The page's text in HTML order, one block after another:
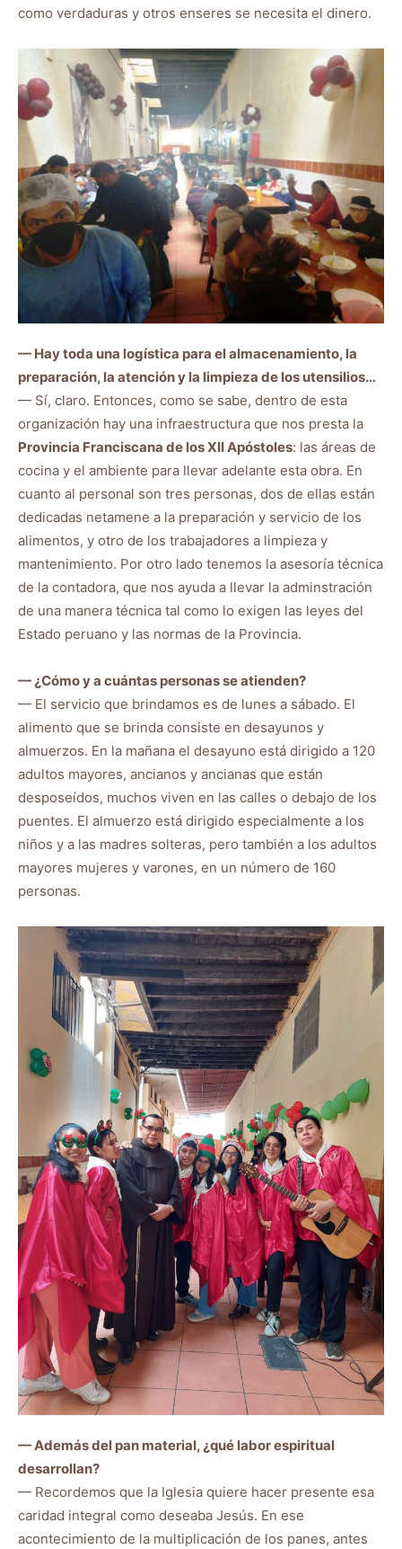
como verdaduras y otros enseres se necesita el dinero.
— Hay toda una logística para el almacenamiento, la
preparación, la atención y la limpieza de los utensilios…
— Sí, claro. Entonces, como se sabe, dentro de esta
organización hay una infraestructura que nos presta la
Provincia Franciscana de los XII Apóstoles: las áreas de
cocina y el ambiente para llevar adelante esta obra. En
cuanto al personal son tres personas, dos de ellas están
dedicadas netamene a la preparación y servicio de los
alimentos, y otro de los trabajadores a limpieza y
mantenimiento. Por otro lado tenemos la asesoría técnica
de la contadora, que nos ayuda a llevar la adminstración
de una manera técnica tal como lo exigen las leyes del
Estado peruano y las normas de la Provincia.
— ¿Cómo y a cuántas personas se atienden?
— El servicio que brindamos es de lunes a sábado. El
alimento que se brinda consiste en desayunos y
almuerzos. En la mañana el desayuno está dirigido a 120
adultos mayores, ancianos y ancianas que están
desposeídos, muchos viven en las calles o debajo de los
puentes. El almuerzo está dirigido especialmente a los
niños y a las madres solteras, pero también a los adultos
mayores mujeres y varones, en un número de 160
personas.
— Además del pan material, ¿qué labor espiritual
desarrollan?
— Recordemos que la Iglesia quiere hacer presente esa
caridad integral como deseaba Jesús. En ese
acontecimiento de la multiplicación de los panes, antes